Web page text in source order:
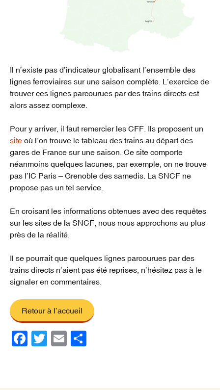
Il n’existe pas d’indicateur globalisant l’ensemble des
lignes ferroviaires sur une saison complète. L’exercice de
trouver ces lignes parcourues par des trains directs est
alors assez complexe.
Pour y arriver, il faut remercier les CFF. Ils proposent un
site où l’on trouve le tableau des trains au départ des
gares de France sur une saison. Ce site comporte
néanmoins quelques lacunes, par exemple, on ne trouve
pas l’IC Paris – Grenoble des samedis. La SNCF ne
propose pas un tel service.
En croisant les informations obtenues avec des requêtes
sur les sites de la SNCF, nous nous approchons au plus
près de la réalité.
Il se pourrait que quelques lignes parcourues par des
trains directs n’aient pas été reprises, n’hésitez pas à le
signaler en commentaires.
Retour à l’accueil
F
e
T
er
E
g